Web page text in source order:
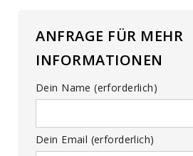
ANFRAGE FÜR MEHR
INFORMATIONEN
Dein Name (erforderlich)
Dein Email (erforderlich)